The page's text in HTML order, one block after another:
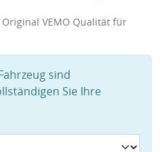
Original VEMO Qualität für
sind
Sie Ihre